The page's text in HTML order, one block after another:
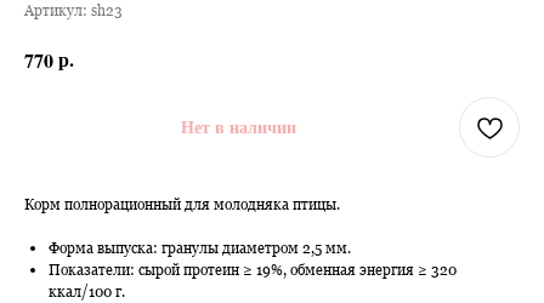
Артикул: sh23
770р.
Нет в наличии
Корм полнорационный для молодняка птицы.
Форма выпуска: гранулы диаметром 2,5 мм.
Показатели: сырой протеин ≥ 19%, обменная энергия ≥ 320
ккал/100 г.